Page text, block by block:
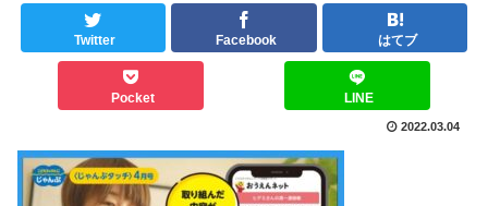
Twitter Facebook はてブ
Pocket LINE
2022.03.04